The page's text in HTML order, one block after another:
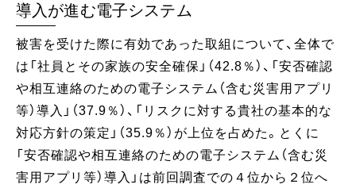
導入が進む電子システム
被害を受けた際に有効であった取組について、全体で
は「社員とその家族の安全確保」（42.8％）、「安否確認
や相互連絡のための電子システム（含む災害用アプリ
等）導入」（37.9％）、「リスクに対する貴社の基本的な
対応方針の策定」（35.9％）が上位を占めた。とくに
「安否確認や相互連絡のための電子システム（含む災
害用アプリ等）導入」は前回調査での４位から２位へ